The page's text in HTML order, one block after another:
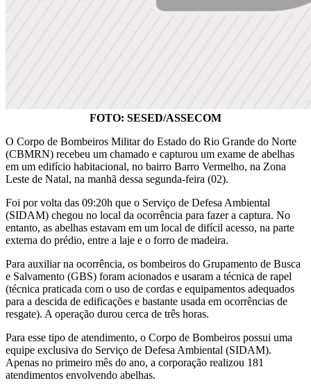
FOTO: SESED/ASSECOM
O Corpo de Bombeiros Militar do Estado do Rio Grande do Norte
(CBMRN) recebeu um chamado e capturou um exame de abelhas
em um edifício habitacional, no bairro Barro Vermelho, na Zona
Leste de Natal, na manhã dessa segunda-feira (02).
Foi por volta das 09:20h que o Serviço de Defesa Ambiental
(SIDAM) chegou no local da ocorrência para fazer a captura. No
entanto, as abelhas estavam em um local de difícil acesso, na parte
externa do prédio, entre a laje e o forro de madeira.
Para auxiliar na ocorrência, os bombeiros do Grupamento de Busca
e Salvamento (GBS) foram acionados e usaram a técnica de rapel
(técnica praticada com o uso de cordas e equipamentos adequados
para a descida de edificações e bastante usada em ocorrências de
resgate). A operação durou cerca de três horas.
Para esse tipo de atendimento, o Corpo de Bombeiros possui uma
equipe exclusiva do Serviço de Defesa Ambiental (SIDAM).
Apenas no primeiro mês do ano, a corporação realizou 181
atendimentos envolvendo abelhas.